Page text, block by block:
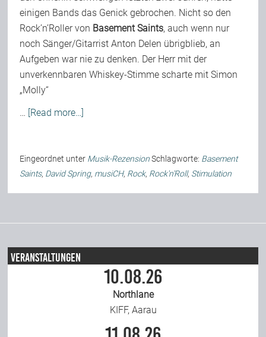
einigen Bands das Genick gebrochen. Nicht so den
Rock’n’Roller von Basement Saints, auch wenn nur
noch Sänger/Gitarrist Anton Delen übrigblieb, an
Aufgeben war nie zu denken. Der Herr mit der
unverkennbaren Whiskey-Stimme scharte mit Simon
„Molly“
… [Read more…]
Eingeordnet unter Musik-Rezension Schlagworte: Basement
Saints, David Spring, musiCH, Rock, Rock'n'Roll, Stimulation
Veranstaltungen
10.08.26
Northlane
KIFF, Aarau